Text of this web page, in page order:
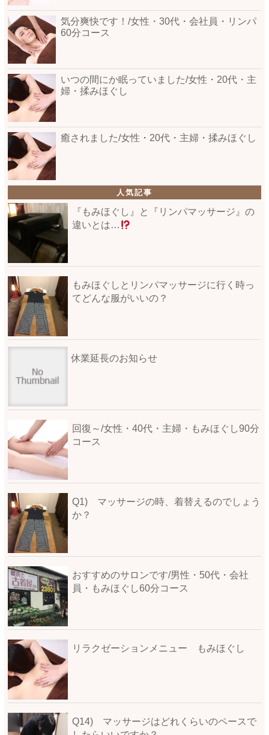
気分爽快です！/女性・30代・会社員・リンパ
60分コース
いつの間にか眠っていました/女性・20代・主
婦・揉みほぐし
癒されました/女性・20代・主婦・揉みほぐし
人気記事
『もみほぐし』と『リンパマッサージ』の
違いとは…
もみほぐしとリンパマッサージに行く時っ
てどんな服がいいの？
休業延長のお知らせ
回復～/女性・40代・主婦・もみほぐし90分
コース
Q1) マッサージの時、着替えるのでしょう
か？
おすすめのサロンです/男性・50代・会社
員・もみほぐし60分コース
リラクゼーションメニュー もみほぐし
Q14) マッサージはどれくらいのペースで